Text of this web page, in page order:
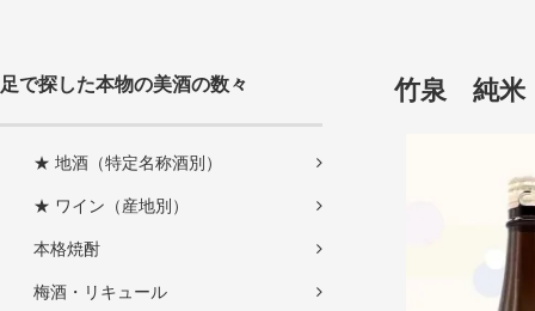
足で探した本物の美酒の数々
★ 地酒（特定名称酒別）
★ ワイン（産地別）
本格焼酎
梅酒・リキュール
竹泉 純米